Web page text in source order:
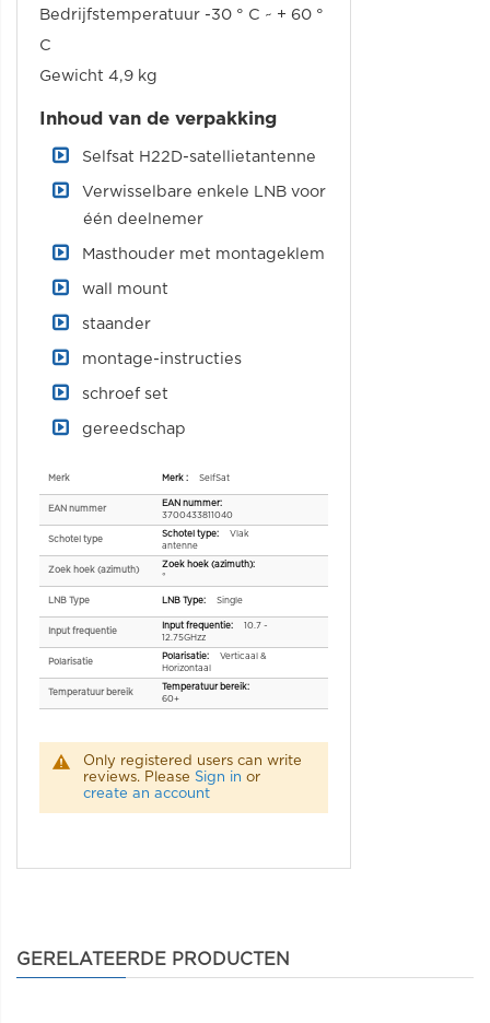
Bedrijfstemperatuur -30 ° C ~ + 60 °
C
Gewicht 4,9 kg
Inhoud van de verpakking
Selfsat H22D-satellietantenne
Verwisselbare enkele LNB voor
één deelnemer
Masthouder met montageklem
wall mount
staander
montage-instructies
schroef set
gereedschap
Merk
SelfSat
EAN nummer
3700433811040
Schotel type
Vlak
antenne
Zoek hoek (azimuth)
°
LNB Type Single
Input frequentie
10.7 ~
12.75GHzz
Polarisatie
Verticaal &
Horizontaal
Temperatuur bereik
60+
Only registered users can write
reviews. Please Sign in or
create an account
GERELATEERDE PRODUCTEN